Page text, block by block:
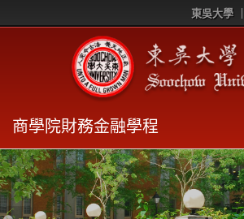
東吳大學
商學院財務金融學程